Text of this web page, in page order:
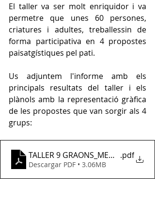
El taller va ser molt enriquidor i va
permetre que unes 60 persones,
criatures i adultes, treballessin de
forma participativa en 4 propostes
paisatgístiques pel pati.
Us adjuntem l'informe amb els
principals resultats del taller i els
plànols amb la representació gràfica
de les propostes que van sorgir als 4
grups:
TALLER 9 GRAONS_MEMORIA 12-
.pdf
Descargar PDF • 3.06MB